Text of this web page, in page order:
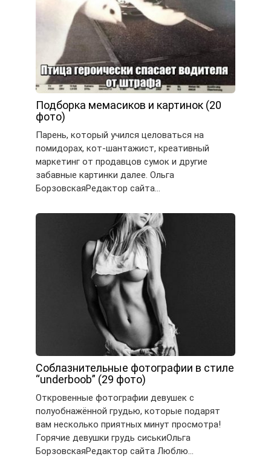
Подборка мемасиков и картинок (20
фото)
Парень, который учился целоваться на
помидорах, кот-шантажист, креативный
маркетинг от продавцов сумок и другие
забавные картинки далее. Ольга
БорзовскаяРедактор сайта…
Соблазнительные фотографии в стиле
“underboob” (29 фото)
Откровенные фотографии девушек с
полуобнажённой грудью, которые подарят
вам несколько приятных минут просмотра!
Горячие девушки грудь сиськиОльга
БорзовскаяРедактор сайта Люблю…